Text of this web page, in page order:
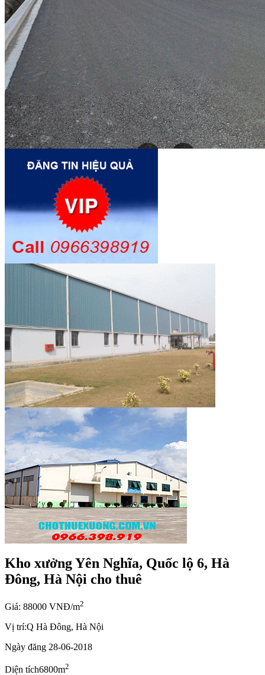
Kho xưởng Yên Nghĩa, Quốc lộ 6, Hà
Đông, Hà Nội cho thuê
Giá: 88000 VNĐ/m2
Vị trí:Q Hà Đông, Hà Nội
Ngày đăng 28-06-2018
Diện tích6800m2